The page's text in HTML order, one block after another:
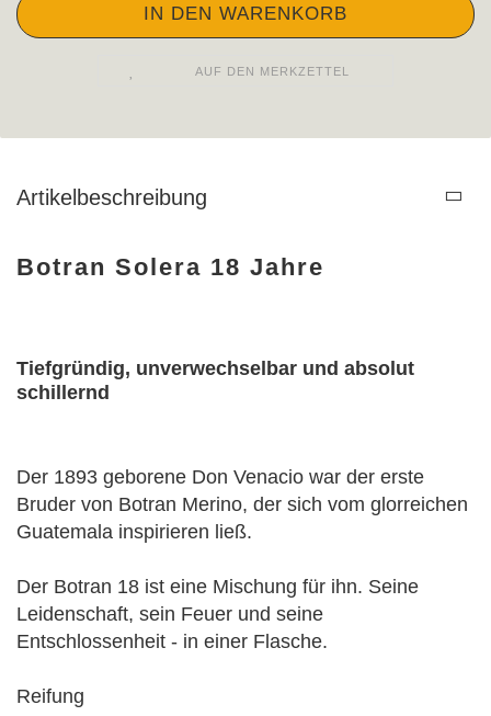
AUF DEN MERKZETTEL
Artikelbeschreibung
Botran Solera 18 Jahre
Tiefgründig, unverwechselbar und absolut
schillernd
Der 1893 geborene Don Venacio war der erste
Bruder von Botran Merino, der sich vom glorreichen
Guatemala inspirieren ließ.
Der Botran 18 ist eine Mischung für ihn. Seine
Leidenschaft, sein Feuer und seine
Entschlossenheit - in einer Flasche.
Reifung